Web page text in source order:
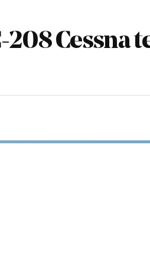
208 Cessna